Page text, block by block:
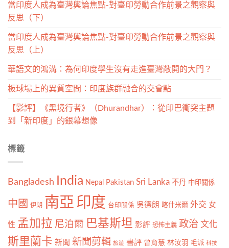
當印度人成為臺灣輿論焦點-對臺印勞動合作前景之觀察與
反思（下）
當印度人成為臺灣輿論焦點-對臺印勞動合作前景之觀察與
反思（上）
華語文的鴻溝：為何印度學生沒有走進臺灣敞開的大門？
板球場上的異質空間：印度族群融合的交會點
【影評】《黑境行者》（Dhurandhar）：從印巴衝突主題
到「新印度」的銀幕想像
標籤
Bangladesh India Nepal Pakistan Sri Lanka 不丹 中印關係
中國 伊朗 南亞 印度 台印關係 吳德朗 喀什米爾 外交 女
性 孟加拉 尼泊爾 巴基斯坦 影評 恐怖主義 政治 文化
斯里蘭卡 新聞 新聞剪輯 旅遊 書評 曾育慧 林汝羽 毛派 科技